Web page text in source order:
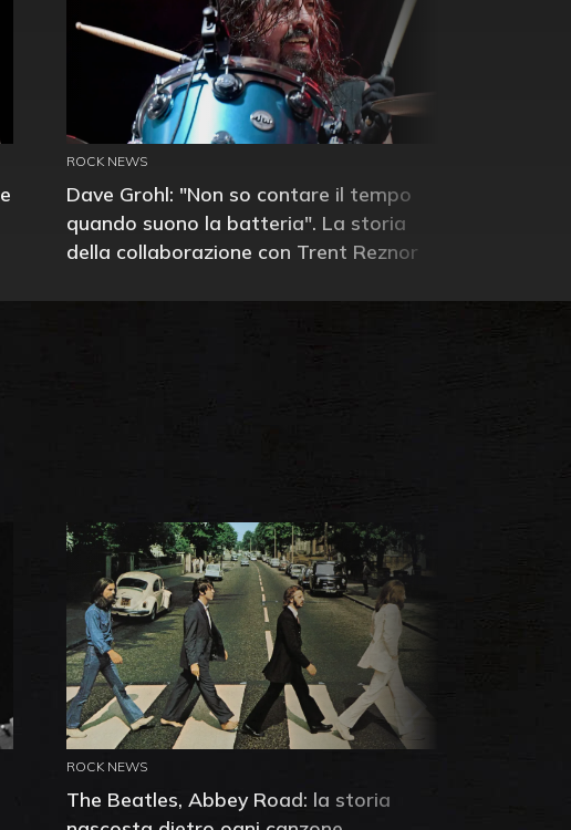
ROCK NEWS
Dave Grohl: "Non so contare il tempo
quando suono la batteria". La storia
della collaborazione con Trent Reznor
ROCK NEWS
The Beatles, Abbey Road: la storia